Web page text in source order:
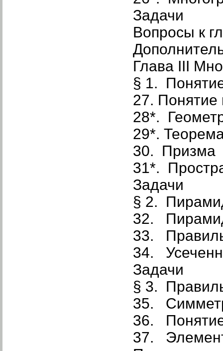
Задачи
Вопросы к
Глава III
§ 1.
27. Понятие
28*.
29*.
30. Призма
31*.
Задачи
§ 2.
32.
33.
34.
Задачи
§ 3.
35.
36. Понятие
37.